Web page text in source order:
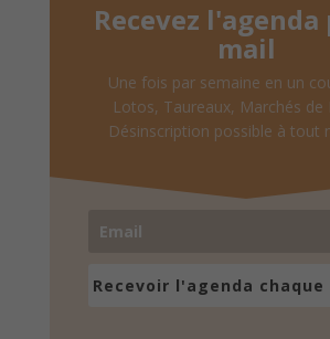
Recevez l'agenda
mail
Une fois par semaine en un
Lotos, Taureaux, Marchés de
Désinscription possible à tout
Recevoir l'agenda chaque